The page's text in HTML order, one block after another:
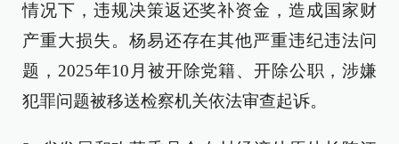
情况下，违规决策返还奖补资金，造成国家财
产重大损失。杨易还存在其他严重违纪违法问
题，2025年10月被开除党籍、开除公职，涉嫌
犯罪问题被移送检察机关依法审查起诉。